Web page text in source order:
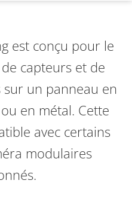
est conçu pour le
capteurs et de
sur un panneau en
en métal. Cette
avec certains
modulaires